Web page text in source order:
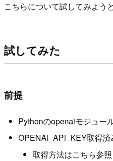
こちらについて試してみよう
試してみた
前提
Pythonのopenaiモジュー
OPENAI_API_KEY取得済
取得方法はこちら参